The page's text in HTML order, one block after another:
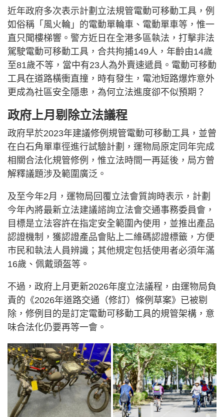
近年政府多次表示計劃立法規管電動可移動工具，例
如俗稱「風火輪」的電動單輪車、電動單車等，惟一
直只聞樓梯響。警方近日在全港多區執法，打擊非法
駕駛電動可移動工具，合共拘捕149人，年齡由14歲
至81歲不等，當中有23人為外賣速遞員。電動可移動
工具在道路橫衝直撞，時有發生，電池短路爆炸意外
更成為社區安全隱患，為何立法進度卻不似預期？
政府上月剔除立法議程
政府早於2023年建議修例規管電動可移動工具，並曾
在白石角單車徑進行試驗計劃，運物局原定同年完成
相關合法化規管修例，惟立法時間一再延後，局方曾
解釋議題涉及範圍廣泛。
及至今年2月，運物局回覆立法會質詢時表示，計劃
今年內將最新立法建議諮詢立法會交通事務委員會，
目標是立法容許在指定安全範圍內使用，並推出產品
認證機制，獲認證產品會貼上二維碼認證標籤，方便
市民和執法人員辨識；其他規定包括使用者必須年滿
16歲、佩戴頭盔等。
不過，政府上月更新2026年度立法議程，由運物局負
責的《2026年道路交通（修訂）條例草案》已被剔
除，修例目的是訂定電動可移動工具的規管架構，意
味合法化仍要再等一會。